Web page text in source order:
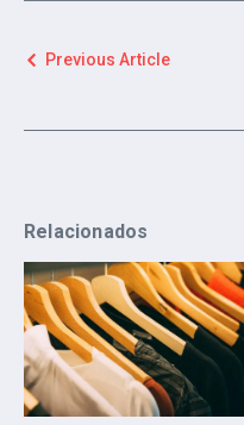
Previous Article
Relacionados